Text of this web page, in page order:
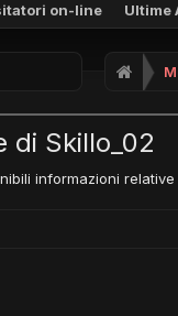
on-line Ultime
di Skillo_02
informazioni